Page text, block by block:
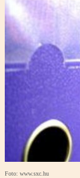
Foto: www.sxc.hu